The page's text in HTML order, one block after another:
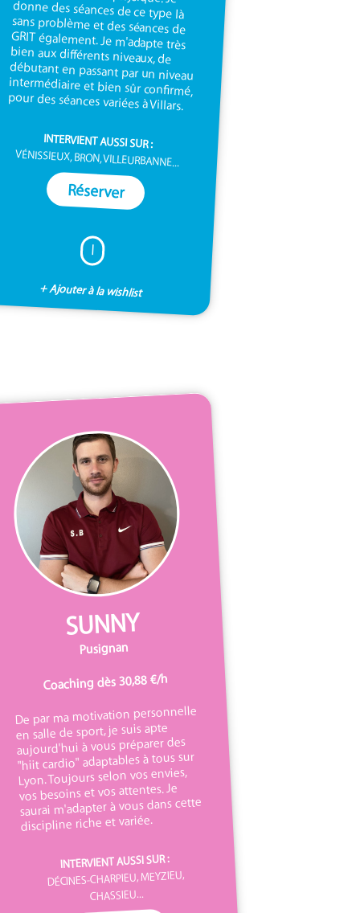
pour des séances variées à Villars.
INTERVIENT AUSSI SUR :
VÉNISSIEUX, BRON, VILLEURBANNE...
Réserver
I
+ Ajouter à la wishlist
SUNNY
Pusignan
Coaching dès 30,88 €/h
De par ma motivation personnelle
en salle de sport, je suis apte
aujourd'hui à vous préparer des
"hiit cardio" adaptables à tous sur
Lyon. Toujours selon vos envies,
vos besoins et vos attentes. Je
saurai m'adapter à vous dans cette
discipline riche et variée.
INTERVIENT AUSSI SUR :
DÉCINES-CHARPIEU, MEYZIEU,
CHASSIEU...